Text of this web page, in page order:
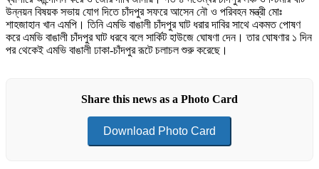
উন্নয়ন বিষয়ক সভায় যোগ দিতে চাঁদপুর সফরে আসেন নৌ ও পরিবহন মন্ত্রী মোঃ
শাহজাহান খান এমপি। তিনি এমভি বাঙালী চাঁদপুর ঘাট ধরার দাবির সাথে একমত পোষণ
করে এমভি বাঙালী চাঁদপুর ঘাট ধরবে বলে সার্কিট হাউজে ঘোষণা দেন। তার ঘোষণার ১ দিন
পর থেকেই এমভি বাঙালী ঢাকা-চাঁদপুর রূটে চলাচল শুরু করেছে।
Share this news as a Photo Card
Download Photo Card